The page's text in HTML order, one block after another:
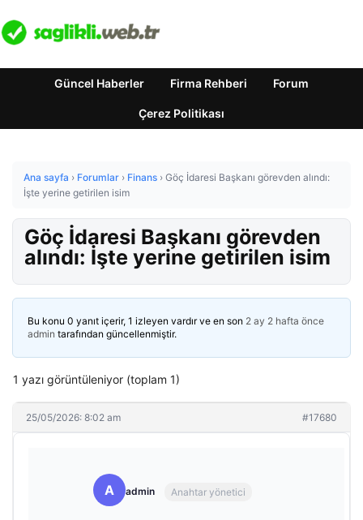
Güncel Haberler Firma Rehberi Forum
Çerez Politikası
Ana sayfa › Forumlar › Finans › Göç İdaresi Başkanı görevden alındı:
İşte yerine getirilen isim
Göç İdaresi Başkanı görevden
alındı: İşte yerine getirilen isim
Bu konu 0 yanıt içerir, 1 izleyen vardır ve en son 2 ay 2 hafta önce
admin tarafından güncellenmiştir.
1 yazı görüntüleniyor (toplam 1)
25/05/2026: 8:02 am #17680
A admin Anahtar yönetici